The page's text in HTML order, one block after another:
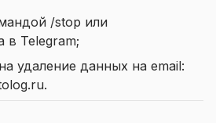
/stop или
в Telegram;
удаление данных на email: